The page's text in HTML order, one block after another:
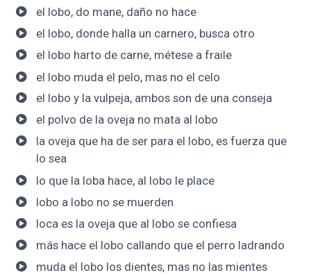
el lobo, do mane, daño no hace
el lobo, donde halla un carnero, busca otro
el lobo harto de carne, métese a fraile
el lobo muda el pelo, mas no el celo
el lobo y la vulpeja, ambos son de una conseja
el polvo de la oveja no mata al lobo
la oveja que ha de ser para el lobo, es fuerza que
lo sea
lo que la loba hace, al lobo le place
lobo a lobo no se muerden
loca es la oveja que al lobo se confiesa
más hace el lobo callando que el perro ladrando
muda el lobo los dientes, mas no las mientes